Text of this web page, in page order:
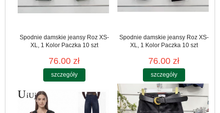
Spodnie damskie jeansy Roz XS-
XL, 1 Kolor Paczka 10 szt
76.00 zł
szczegóły
Spodnie damskie jeansy Roz XS-
XL, 1 Kolor Paczka 10 szt
76.00 zł
szczegóły